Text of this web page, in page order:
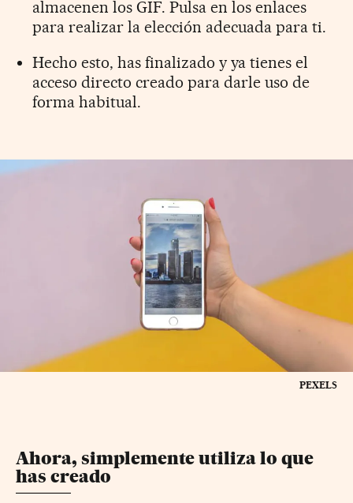
almacenen los GIF. Pulsa en los enlaces
para realizar la elección adecuada para ti.
Hecho esto, has finalizado y ya tienes el
acceso directo creado para darle uso de
forma habitual.
PEXELS
Ahora, simplemente utiliza lo que
has creado